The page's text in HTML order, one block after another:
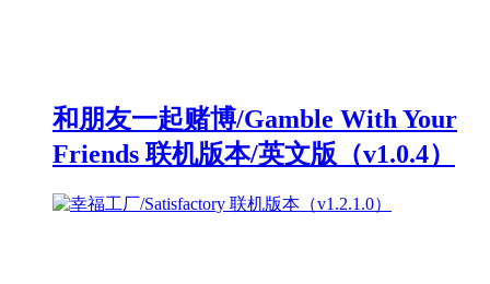
和朋友一起赌博/Gamble With Your
Friends 联机版本/英文版（v1.0.4）